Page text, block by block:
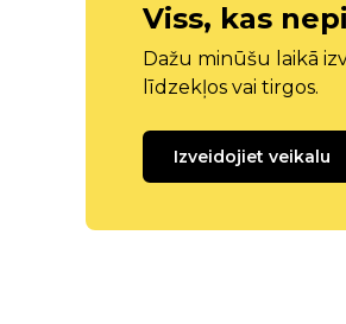
Viss, kas
Dažu minūšu laikā
līdzekļos vai tirgos.
Izveidojiet veikalu